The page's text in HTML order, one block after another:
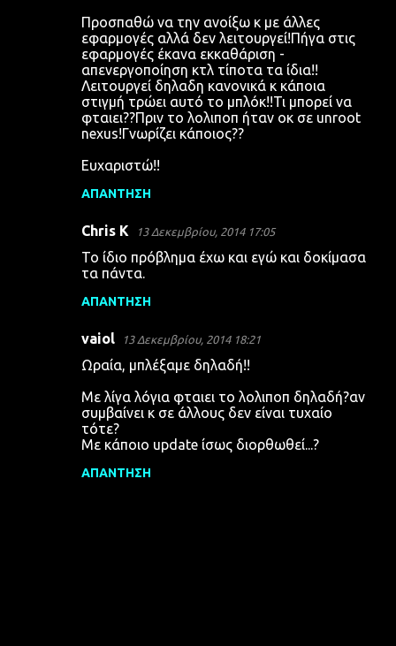
Προσπαθώ να την ανοίξω κ με άλλες
εφαρμογές αλλά δεν λειτουργεί!Πήγα στις
εφαρμογές έκανα εκκαθάριση -
απενεργοποίηση κτλ τίποτα τα ίδια!!
Λειτουργεί δηλαδη κανονικά κ κάποια
στιγμή τρώει αυτό το μπλόκ!!Τι μπορεί να
φταιει??Πριν το λολιποπ ήταν οκ σε unroot
nexus!Γνωρίζει κάποιος??
Ευχαριστώ!!
ΑΠΆΝΤΗΣΗ
Chris K 13 Δεκεμβρίου, 2014 17:05
Το ίδιο πρόβλημα έχω και εγώ και δοκίμασα
τα πάντα.
ΑΠΆΝΤΗΣΗ
vaiol 13 Δεκεμβρίου, 2014 18:21
Ωραία, μπλέξαμε δηλαδή!!
Με λίγα λόγια φταιει το λολιποπ δηλαδή?αν
συμβαίνει κ σε άλλους δεν είναι τυχαίο
τότε?
Με κάποιο update ίσως διορθωθεί...?
ΑΠΆΝΤΗΣΗ